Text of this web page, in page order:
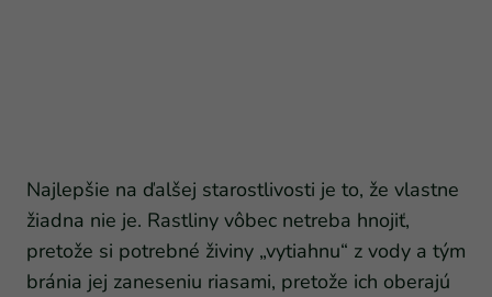
Najlepšie na ďalšej starostlivosti je to, že vlastne
žiadna nie je. Rastliny vôbec netreba hnojiť,
pretože si potrebné živiny „vytiahnu“ z vody a tým
bránia jej zaneseniu riasami, pretože ich oberajú